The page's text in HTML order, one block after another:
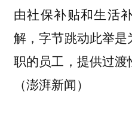
由社保补贴和生活
解，字节跳动此举
职的员工，提供过渡
（澎湃新闻）